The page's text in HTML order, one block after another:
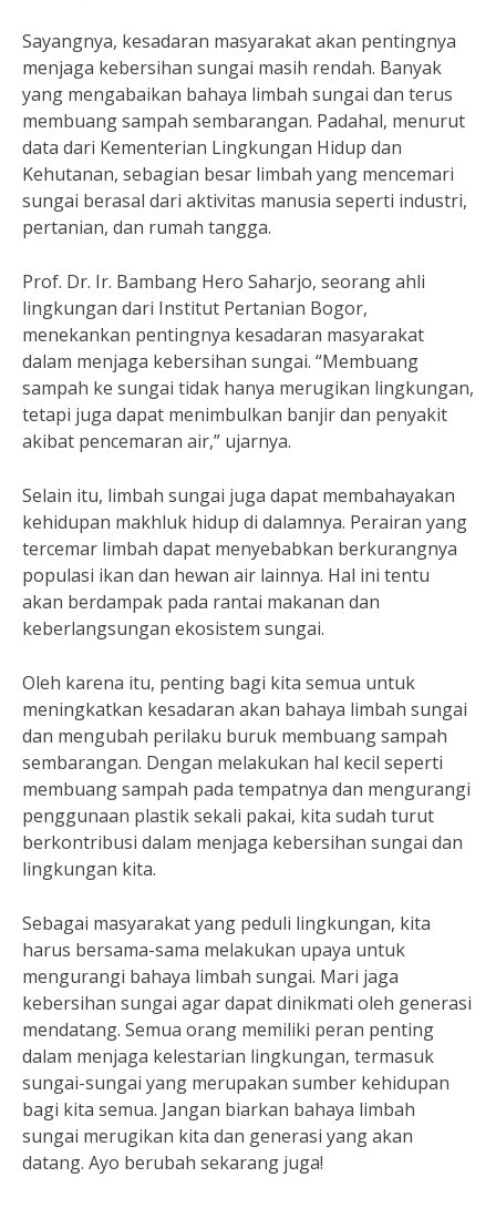
Sayangnya, kesadaran masyarakat akan pentingnya
menjaga kebersihan sungai masih rendah. Banyak
yang mengabaikan bahaya limbah sungai dan terus
membuang sampah sembarangan. Padahal, menurut
data dari Kementerian Lingkungan Hidup dan
Kehutanan, sebagian besar limbah yang mencemari
sungai berasal dari aktivitas manusia seperti industri,
pertanian, dan rumah tangga.
Prof. Dr. Ir. Bambang Hero Saharjo, seorang ahli
lingkungan dari Institut Pertanian Bogor,
menekankan pentingnya kesadaran masyarakat
dalam menjaga kebersihan sungai. “Membuang
sampah ke sungai tidak hanya merugikan lingkungan,
tetapi juga dapat menimbulkan banjir dan penyakit
akibat pencemaran air,” ujarnya.
Selain itu, limbah sungai juga dapat membahayakan
kehidupan makhluk hidup di dalamnya. Perairan yang
tercemar limbah dapat menyebabkan berkurangnya
populasi ikan dan hewan air lainnya. Hal ini tentu
akan berdampak pada rantai makanan dan
keberlangsungan ekosistem sungai.
Oleh karena itu, penting bagi kita semua untuk
meningkatkan kesadaran akan bahaya limbah sungai
dan mengubah perilaku buruk membuang sampah
sembarangan. Dengan melakukan hal kecil seperti
membuang sampah pada tempatnya dan mengurangi
penggunaan plastik sekali pakai, kita sudah turut
berkontribusi dalam menjaga kebersihan sungai dan
lingkungan kita.
Sebagai masyarakat yang peduli lingkungan, kita
harus bersama-sama melakukan upaya untuk
mengurangi bahaya limbah sungai. Mari jaga
kebersihan sungai agar dapat dinikmati oleh generasi
mendatang. Semua orang memiliki peran penting
dalam menjaga kelestarian lingkungan, termasuk
sungai-sungai yang merupakan sumber kehidupan
bagi kita semua. Jangan biarkan bahaya limbah
sungai merugikan kita dan generasi yang akan
datang. Ayo berubah sekarang juga!